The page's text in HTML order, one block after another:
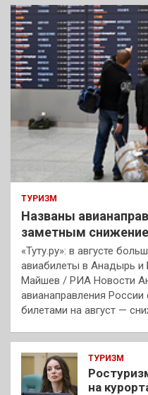
к
ТУРИЗМ
Названы
заметным
«Туту.ру»: в августе
авиабилеты в Анадырь
Майшев / РИА Новости
авианаправления
билетами на август —
ТУРИЗМ
на